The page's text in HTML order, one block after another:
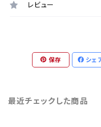
レビュー
保存 シェ
最近チェックした商品